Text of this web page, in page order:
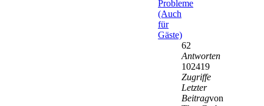
Probleme
(Auch
für
Gäste)
62
Antworten
102419
Zugriffe
Letzter
Beitragvon